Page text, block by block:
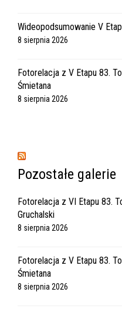
Wideopodsumowanie V
8 sierpnia 2026
Fotorelacja z V Etapu 83.
Śmietana
8 sierpnia 2026
Pozostałe galerie
Fotorelacja z VI Etapu 83.
Gruchalski
8 sierpnia 2026
Fotorelacja z V Etapu 83.
Śmietana
8 sierpnia 2026